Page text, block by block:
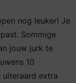
nog leuker! Je
Sommige
jouw jurk te
10
uiteraard extra